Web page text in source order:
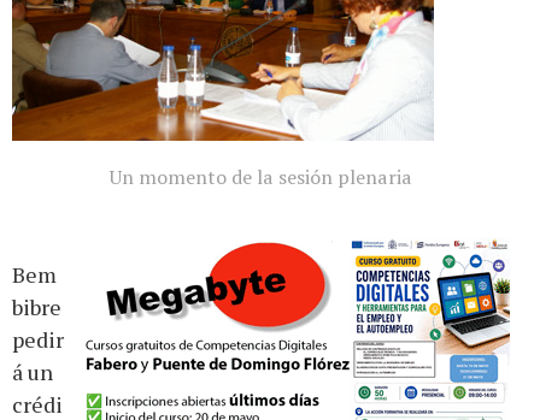
Un momento de la sesión plenaria
Bem
bibre
pedir
á un
crédi